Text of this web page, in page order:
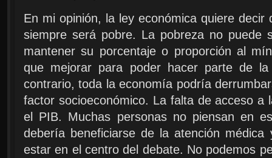
En mi opinión, la ley económica quiere decir
siempre será pobre. La pobreza no puede
mantener su porcentaje o proporción al
que mejorar para poder hacer parte de
contrario, toda la economía podría
factor socioeconómico. La falta de acceso a
el PIB. Muchas personas no piensan en
debería beneficiarse de la atención
estar en el centro del debate. No podemos